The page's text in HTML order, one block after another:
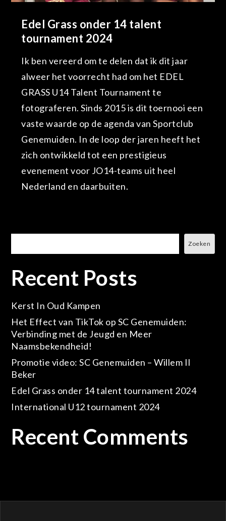
Edel Grass onder 14 talent
tournament 2024
Ik ben vereerd om te delen dat ik dit jaar
alweer het voorrecht had om het EDEL
GRASS U14 Talent Tournament te
fotograferen. Sinds 2015 is dit toernooi een
vaste waarde op de agenda van Sportclub
Genemuiden. In de loop der jaren heeft het
zich ontwikkeld tot een prestigieus
evenement voor JO14-teams uit heel
Nederland en daarbuiten.
Zoeken
Recent Posts
Kerst In Oud Kampen
Het Effect van TikTok op SC Genemuiden:
Verbinding met de Jeugd en Meer
Naamsbekendheid!
Promotie video: SC Genemuiden – Willem II
Beker
Edel Grass onder 14 talent tournament 2024
International U12 tournament 2024
Recent Comments